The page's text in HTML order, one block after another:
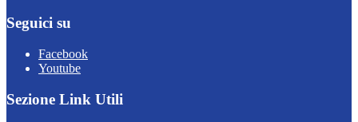
Seguici su
Facebook
Youtube
Sezione Link Utili